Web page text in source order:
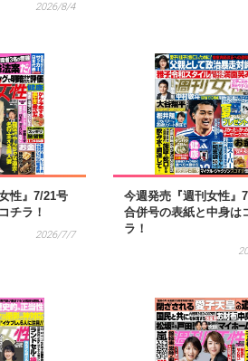
2026/8/4
性』7/21号
チラ！
2026/7/7
今週発売『週刊女性』
合併号の表紙と中身は
ラ！